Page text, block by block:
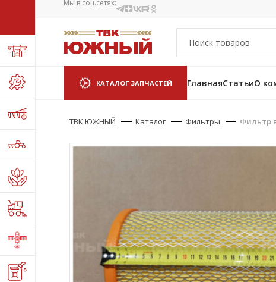
Мы в соц.сетях:
КАТАЛОГ ЗАПЧАСТЕЙ ГлавнаяСтатьиО
ТВК ЮЖНЫЙ Каталог Фильтры Фильтр